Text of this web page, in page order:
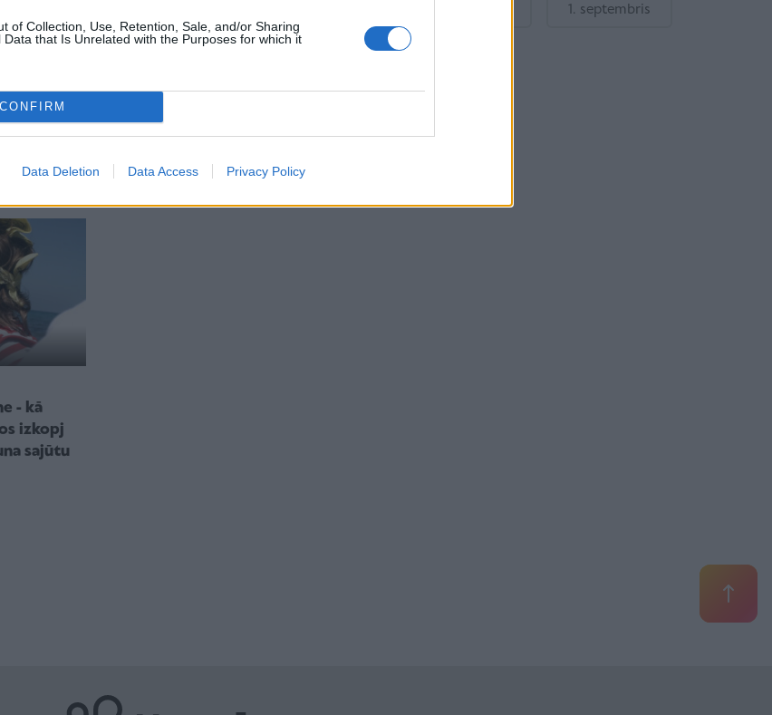
of Collection, Use, Retention, Sale, and/or Sharing
Data that Is Unrelated with the Purposes for which it
CONFIRM
Data Deletion Data Access Privacy Policy
nedēļa.
Profesore: „Ir jāpalīdz
gudri”
- kā
izkopj
sajūtu
1. septembris